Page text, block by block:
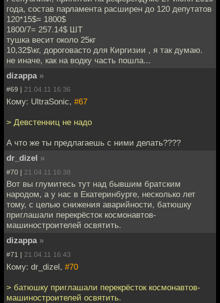
года, состав парламента расширен до 120 депутатов
120*15$= 1800$
1800/7= 257.14$ ШТ
тушка весит около 25кг
10,32$\кг, дороговасто для Киргизии , я так думаю.
не иначе, как на водку часть пошла...
dizappa »
#69 | 21.04.11 16:36
Кому: UltraSonic, #67
> Девстенниц не надо
А что же ты предлагаешь с ними делать????
dr_dizel »
#70 | 21.04.11 16:38
Вот вы глумитесь тут над бывшим братским
народом, а у нас в Екатеринбурге, несколько лет
тому, с целью снижения аварийности, батюшку
приглашали перекрёсток космонавтов-
машиностроителей освятить.
dizappa »
#71 | 21.04.11 16:43
Кому: dr_dizel, #70
> батюшку приглашали перекрёсток космонавтов-
машиностроителей освятить.